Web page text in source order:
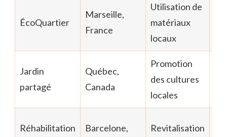
ÉcoQuartier
Marseille,
France
Utilisation de
matériaux
locaux
Jardin
partagé
Québec,
Canada
Promotion
des cultures
locales
Réhabilitation
Barcelone,
Revitalisation